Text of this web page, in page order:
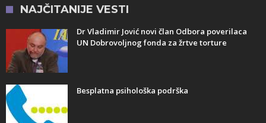
NAJČITANIJE VESTI
Dr Vladimir Jović novi član Odbora poverilaca
UN Dobrovoljnog fonda za žrtve torture
Besplatna psihološka podrška